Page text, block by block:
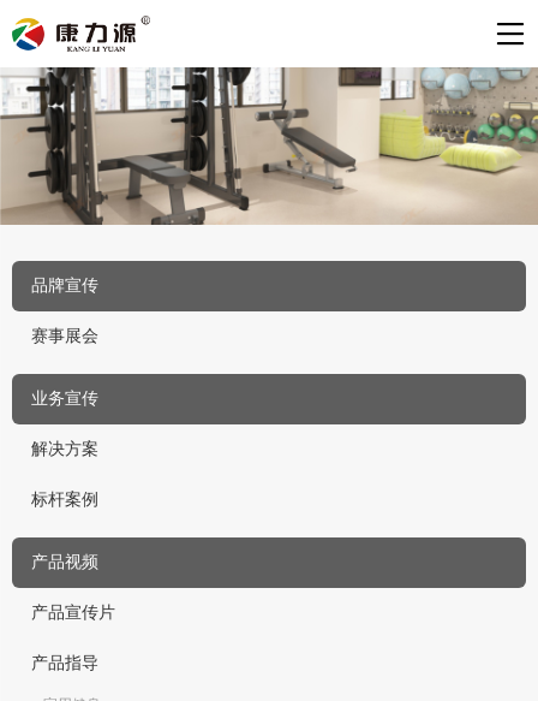
品牌宣传
赛事展会
业务宣传
解决方案
标杆案例
产品视频
产品宣传片
产品指导